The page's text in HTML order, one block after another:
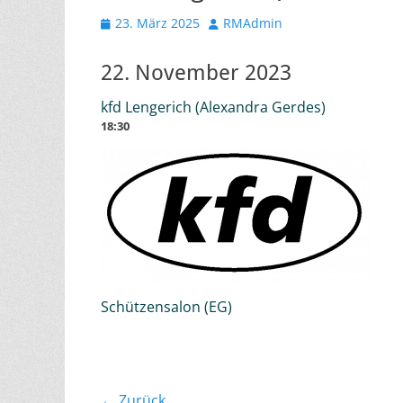
Veröffentlicht
23. März 2025 AutorRMAdmin
22. November 2023
kfd Lengerich (Alexandra Gerdes)
18:30
Schützensalon (EG)